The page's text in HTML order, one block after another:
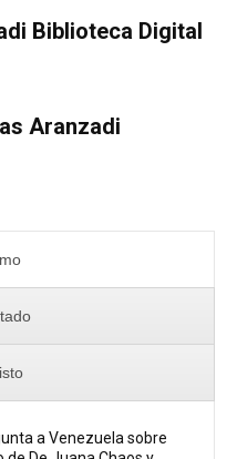
Biblioteca Digital
Aranzadi
a Venezuela sobre